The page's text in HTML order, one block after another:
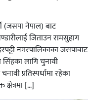
(जसपा नेपाल) बाट
जिताउन रामसुहाग
नगरपालिकाका जसपाबाट
लागि चुनावी
प्रतिस्पर्धामा रहेका
[…]